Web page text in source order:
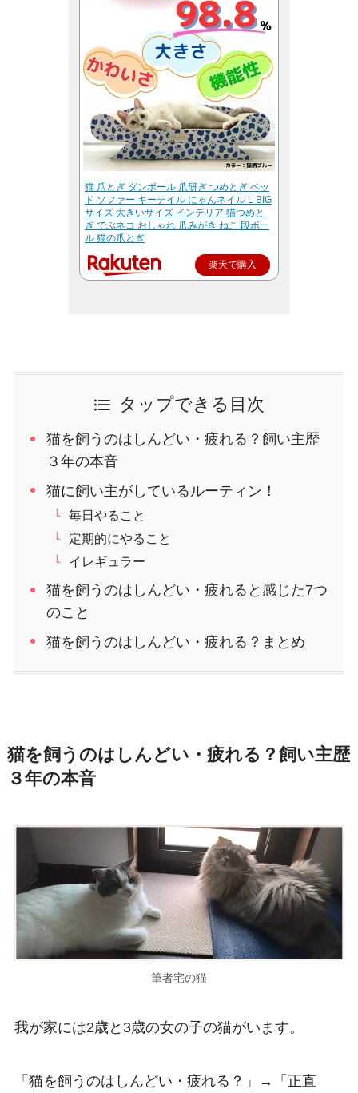
猫 爪とぎ ダンボール 爪研ぎ つめとぎ ベッ
ド ソファー キーテイル にゃんネイル L BIG
サイズ 大きいサイズ インテリア 猫つめと
ぎ でぶネコ おしゃれ 爪みがき ねこ 段ボー
ル 猫の爪とぎ
楽天で購入
タップできる目次
猫を飼うのはしんどい・疲れる？飼い主歴
３年の本音
猫に飼い主がしているルーティン！
毎日やること
定期的にやること
イレギュラー
猫を飼うのはしんどい・疲れると感じた7つ
のこと
猫を飼うのはしんどい・疲れる？まとめ
猫を飼うのはしんどい・疲れる？飼い主歴
３年の本音
筆者宅の猫
我が家には2歳と3歳の女の子の猫がいます。
「猫を飼うのはしんどい・疲れる？」→「正直